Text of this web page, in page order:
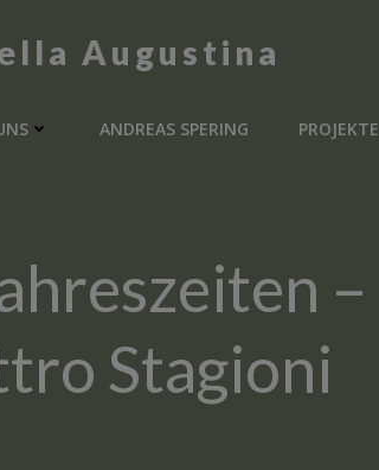
Augustina
ANDREAS SPERING PROJEKTE
–
Stagioni